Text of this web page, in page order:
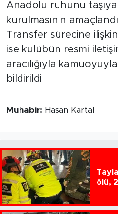
Anadolu ruhunu
kurulmasının
Transfer sürecine
ise kulübün resmi
aracılığıyla
bildirildi
Muhabir: Hasan Kartal
ölü,